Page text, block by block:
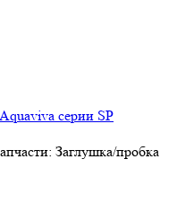
серии SP
Заглушка/пробка